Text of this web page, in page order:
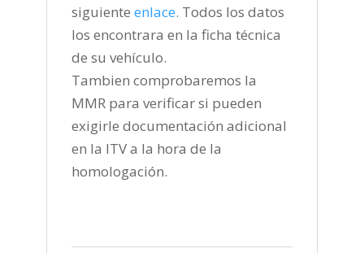
siguiente enlace. Todos los datos
los encontrara en la ficha técnica
de su vehículo.
Tambien comprobaremos la
MMR para verificar si pueden
exigirle documentación adicional
en la ITV a la hora de la
homologación.